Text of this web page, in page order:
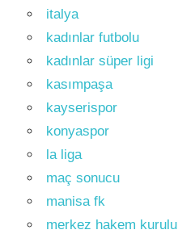
italya
kadınlar futbolu
kadınlar süper ligi
kasımpaşa
kayserispor
konyaspor
la liga
maç sonucu
manisa fk
merkez hakem kurulu